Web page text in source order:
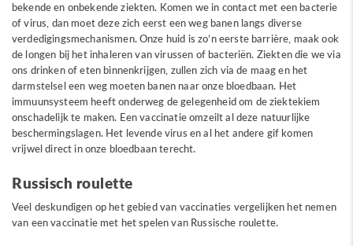
bekende en onbekende ziekten. Komen we in contact met een bacterie
of virus, dan moet deze zich eerst een weg banen langs diverse
verdedigingsmechanismen. Onze huid is zo’n eerste barrière, maak ook
de longen bij het inhaleren van virussen of bacteriën. Ziekten die we via
ons drinken of eten binnenkrijgen, zullen zich via de maag en het
darmstelsel een weg moeten banen naar onze bloedbaan. Het
immuunsysteem heeft onderweg de gelegenheid om de ziektekiem
onschadelijk te maken. Een vaccinatie omzeilt al deze natuurlijke
beschermingslagen. Het levende virus en al het andere gif komen
vrijwel direct in onze bloedbaan terecht.
Russisch roulette
Veel deskundigen op het gebied van vaccinaties vergelijken het nemen
van een vaccinatie met het spelen van Russische roulette.